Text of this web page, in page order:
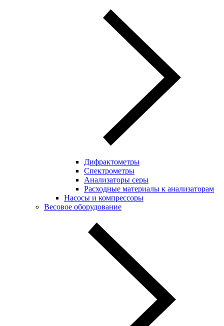
Дифрактометры
Спектрометры
Анализаторы серы
Расходные материалы к анализаторам
Насосы и компрессоры
Весовое оборудование